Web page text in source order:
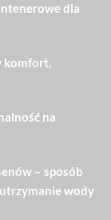
dla
komfort,
na
– sposób
wody